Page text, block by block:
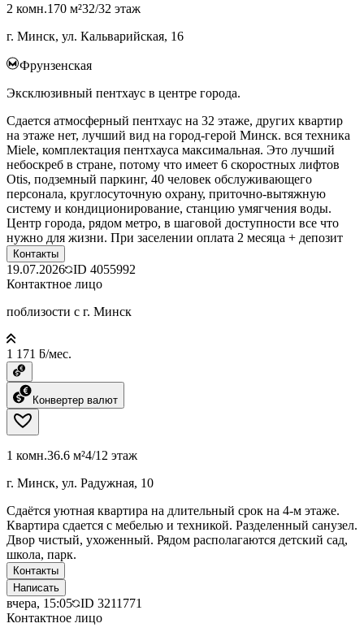
2 комн.170 м²32/32 этаж
г. Минск, ул. Кальварийская, 16
Фрунзенская
Эксклюзивный пентхаус в центре города.
Сдается атмосферный пентхаус на 32 этаже, других квартир
на этаже нет, лучший вид на город-герой Минск. вся техника
Miele, комплектация пентхауса максимальная. Это лучший
небоскреб в стране, потому что имеет 6 скоростных лифтов
Otis, подземный паркинг, 40 человек обслуживающего
персонала, круглосуточную охрану, приточно-вытяжную
систему и кондиционирование, станцию умягчения воды.
Центр города, рядом метро, в шаговой доступности все что
нужно для жизни. При заселении оплата 2 месяца + депозит
Контакты
19.07.2026 ID 4055992
Контактное лицо
поблизости с г. Минск
1 171 ƃ/мес.
Конвертер валют
1 комн.36.6 м²4/12 этаж
г. Минск, ул. Радужная, 10
Сдаётся уютная квартира на длительный срок на 4-м этаже.
Квартира сдается с мебелью и техникой. Разделенный санузел.
Двор чистый, ухоженный. Рядом располагаются детский сад,
школа, парк.
Контакты
Написать
вчера, 15:05 ID 3211771
Контактное лицо